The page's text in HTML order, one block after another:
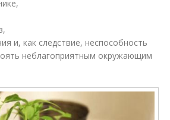
и, как следствие, неспособность
неблагоприятным окружающим